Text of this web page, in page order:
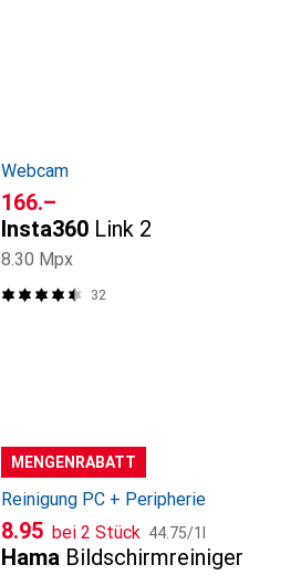
Webcam
CHF
166.–
Insta360 Link 2
8.30 Mpx
32
MENGENRABATT
Reinigung PC + Peripherie
CHF
8.95 bei 2 Stück CHF
44.75/1l
Hama Bildschirmreiniger